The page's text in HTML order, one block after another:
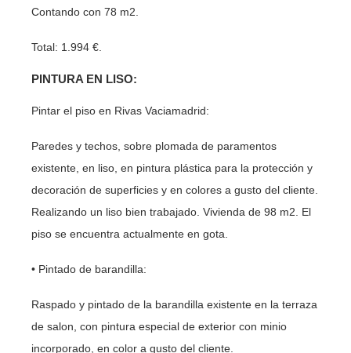
Contando con 78 m2.
Total: 1.994 €.
PINTURA EN LISO:
Pintar el piso en Rivas Vaciamadrid:
Paredes y techos, sobre plomada de paramentos
existente, en liso, en pintura plástica para la protección y
decoración de superficies y en colores a gusto del cliente.
Realizando un liso bien trabajado. Vivienda de 98 m2. El
piso se encuentra actualmente en gota.
• Pintado de barandilla:
Raspado y pintado de la barandilla existente en la terraza
de salon, con pintura especial de exterior con minio
incorporado, en color a gusto del cliente.